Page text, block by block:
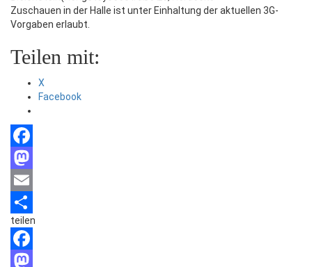
Zuschauen in der Halle ist unter Einhaltung der aktuellen 3G-
Vorgaben erlaubt.
Teilen mit:
X
Facebook
Facebook
Mastodon
Email
Teilen
teilen
Facebook